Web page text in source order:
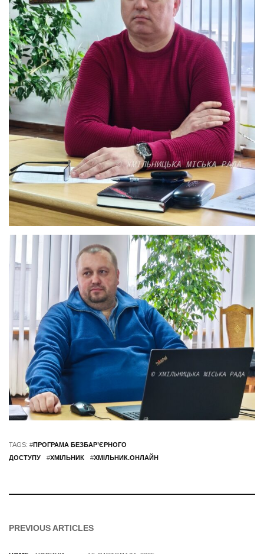
TAGS: #ПРОГРАМА БЕЗБАР’ЄРНОГО
ДОСТУПУ
#ХМІЛЬНИК #ХМІЛЬНИК.ОНЛАЙН
PREVIOUS ARTICLES